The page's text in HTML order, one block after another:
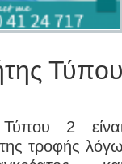
2
τροφής